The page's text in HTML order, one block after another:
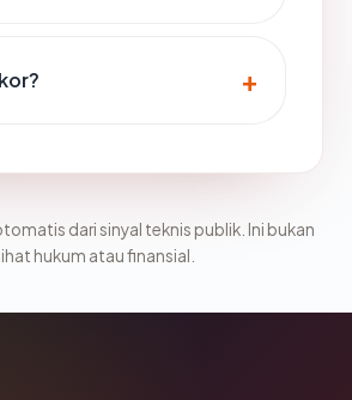
dari sinyal teknis publik. Ini bukan
hukum atau finansial.